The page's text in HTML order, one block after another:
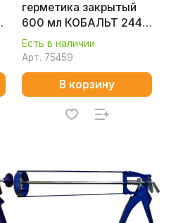
герметика закрытый
600 мл КОБАЛЬТ 244-
032
Есть в наличии
Арт. 75459
В корзину